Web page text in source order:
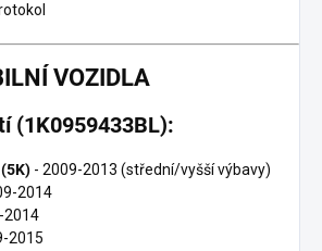
VOZIDLA
(1K0959433BL):
- 2009-2013 (střední/vyšší výbavy)
2014
2014
2015